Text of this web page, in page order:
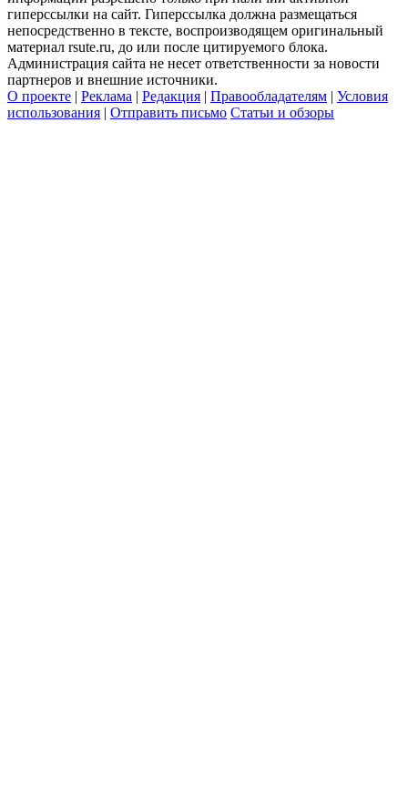
гиперссылки на сайт. Гиперссылка должна размещаться
непосредственно в тексте, воспроизводящем оригинальный
материал rsute.ru, до или после цитируемого блока.
Администрация сайта не несет ответственности за новости
партнеров и внешние источники.
О проекте | Реклама | Редакция | Правообладателям | Условия
использования | Отправить письмо Статьи и обзоры